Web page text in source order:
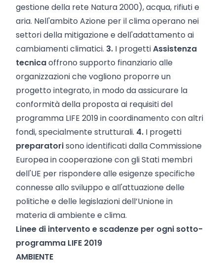
gestione della rete Natura 2000), acqua, rifiuti e
aria. Nell'ambito Azione per il clima operano nei
settori della mitigazione e dell'adattamento ai
cambiamenti climatici. 3. I progettiAssistenza
tecnicaoffrono supporto finanziario alle
organizzazioni che vogliono proporre un
progetto integrato, in modo da assicurare la
conformità della proposta ai requisiti del
programma LIFE 2019 in coordinamento con altri
fondi, specialmente strutturali. 4. I progetti
preparatorisono identificati dalla Commissione
Europea in cooperazione con gli Stati membri
dell'UE per rispondere alle esigenze specifiche
connesse allo sviluppo e all'attuazione delle
politiche e delle legislazioni dell’Unione in
materia di ambiente e clima.
Linee di intervento e scadenze per ogni sotto-
programma LIFE 2019
AMBIENTE